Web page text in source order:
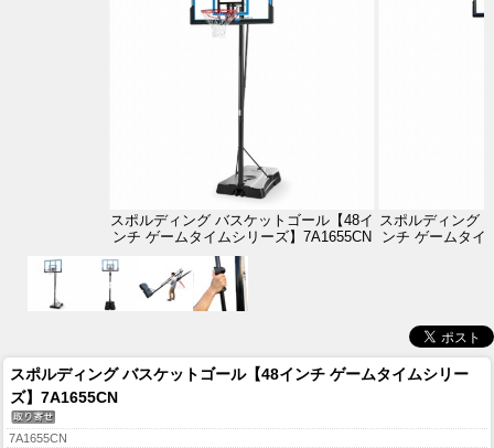
スポルディング バスケットゴール【48イ
ンチ ゲームタイムシリーズ】7A1655CN
スポルディング
ンチ ゲームタイ
スポルディング バスケットゴール【48インチ ゲームタイムシリー
ズ】7A1655CN
7A1655CN